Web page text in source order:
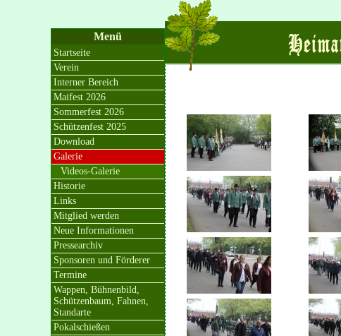
Menü
Startseite
Verein
Interner Bereich
Maifest 2026
Sommerfest 2026
Schützenfest 2025
Download
Galerie
Videos-Galerie
Historie
Links
Mitglied werden
Neue Informationen
Pressearchiv
Sponsoren und Förderer
Termine
Wappen, Bühnenbild,
Schützenbaum, Fahnen,
Standarte
Pokalschießen